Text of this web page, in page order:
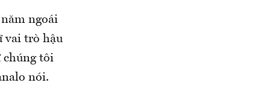
ngoái
vai trò hậu
chúng tôi
nói.